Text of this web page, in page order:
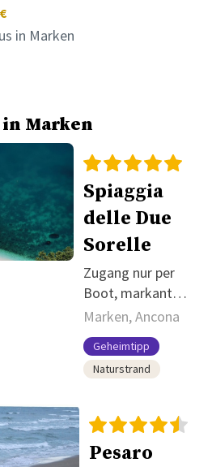
in Marken
Marken
Spiaggia
delle Due
Sorelle
Zugang nur per
Boot, markant
durch die zwei
Felsnadeln.
Marken, Ancona
Geheimtipp
Naturstrand
Pesaro